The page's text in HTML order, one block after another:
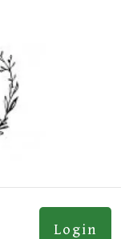
Login